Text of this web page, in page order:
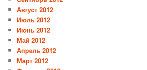
Август 2012
Июль 2012
Июнь 2012
Май 2012
Апрель 2012
Март 2012